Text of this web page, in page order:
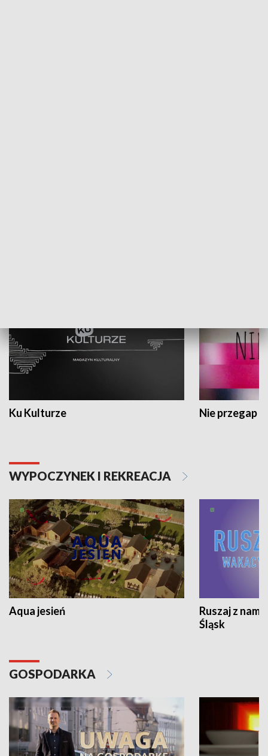
Ku Kulturze Nie przegap
WYPOCZYNEK I REKREACJA
Aqua jesień
Ruszaj z
Śląsk
GOSPODARKA